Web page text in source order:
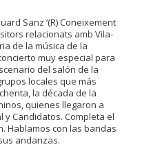
Sanz ‘(R) Coneixement
relacionats amb Vila-
de la música de la
muy especial para
del salón de la
locales que más
la década de la
quienes llegaron a
y Candidatos. Completa el
Hablamos con las bandas
andanzas.